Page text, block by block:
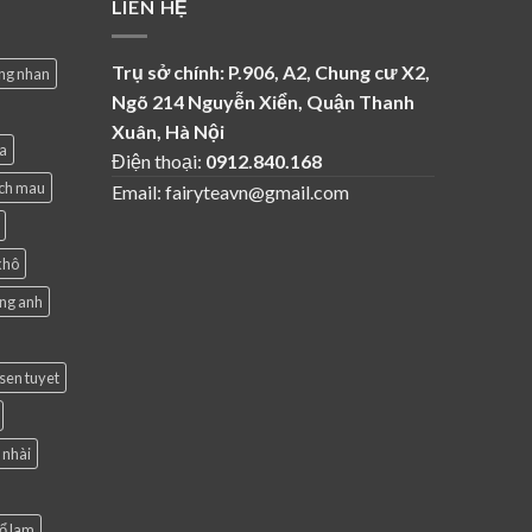
nhan
mau
anh
tuyet
nhài
LIÊN HỆ
Trụ sở chính: P.906, A2, Chung cư X2,
Ngõ 214 Nguyễn Xiển, Quận Thanh
Xuân, Hà Nội
Điện thoại: 0912.840.168
Email: fairyteavn@gmail.com